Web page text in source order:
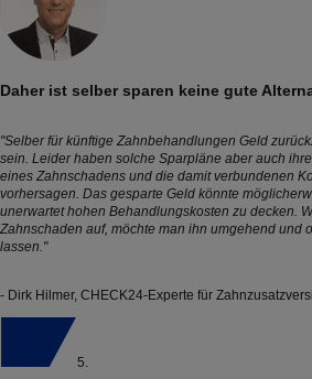
Daher ist selber sparen keine gute
"Selber für künftige Zahnbehandlungen Geld
sein. Leider haben solche Sparpläne aber auch
eines Zahnschadens und die damit verbundenen
vorhersagen. Das gesparte Geld könnte
unerwartet hohen Behandlungskosten zu decken.
Zahnschaden auf, möchte man ihn umgehend und
lassen."
- Dirk Hilmer, CHECK24-Experte für
5.